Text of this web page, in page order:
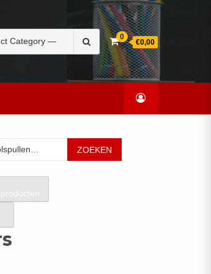
naar:
0
€0,00
ZOEKEN